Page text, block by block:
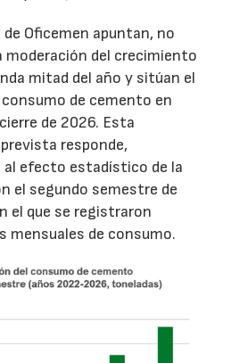
Oficemen apuntan, no
moderación del crecimiento
mitad del año y sitúan el
de cemento en
de 2026. Esta
responde,
al efecto estadístico de la
el segundo semestre de
el que se registraron
mensuales de consumo.